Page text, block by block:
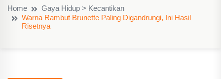
Home
Gaya Hidup > Kecantikan
Warna Rambut Brunette Paling Digandrungi, Ini Hasil
Risetnya